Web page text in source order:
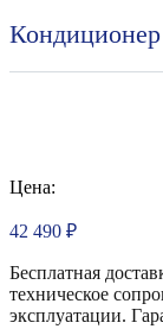
Цена:
42 490 ₽
Бесплатная
техническое
эксплуатации.